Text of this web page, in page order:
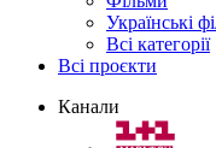
Українські
Всі категорії
Всі проєкти
Канали